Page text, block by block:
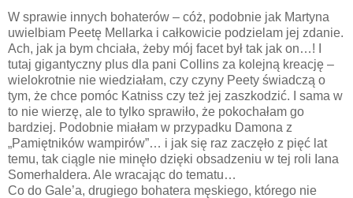
W sprawie innych bohaterów – cóż, podobnie jak Martyna
uwielbiam Peetę Mellarka i całkowicie podzielam jej zdanie.
Ach, jak ja bym chciała, żeby mój facet był tak jak on…! I
tutaj gigantyczny plus dla pani Collins za kolejną kreację –
wielokrotnie nie wiedziałam, czy czyny Peety świadczą o
tym, że chce pomóc Katniss czy też jej zaszkodzić. I sama w
to nie wierzę, ale to tylko sprawiło, że pokochałam go
bardziej. Podobnie miałam w przypadku Damona z
„Pamiętników wampirów”… i jak się raz zaczęło z pięć lat
temu, tak ciągle nie minęło dzięki obsadzeniu w tej roli Iana
Somerhaldera. Ale wracając do tematu…
Co do Gale’a, drugiego bohatera męskiego, którego nie